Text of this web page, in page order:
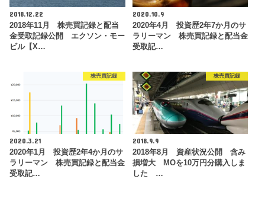
2018.12.22
2018年11月 株売買記録と配当
金受取記録公開 エクソン・モー
ビル【X…
2020.10.9
2020年4月 投資歴2年7か月のサ
ラリーマン 株売買記録と配当金
受取記…
株売買記録
2020.3.21
2020年1月 投資歴2年4か月のサ
ラリーマン 株売買記録と配当金
受取記…
株売買記録
2018.9.9
2018年8月 資産状況公開 含み
損増大 MOを10万円分購入しま
した …